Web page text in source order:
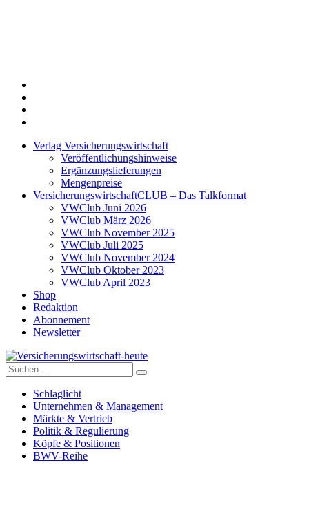
Verlag Versicherungswirtschaft
Veröffentlichungshinweise
Ergänzungslieferungen
Mengenpreise
VersicherungswirtschaftCLUB – Das Talkformat
VWClub Juni 2026
VWClub März 2026
VWClub November 2025
VWClub Juli 2025
VWClub November 2024
VWClub Oktober 2023
VWClub April 2023
Shop
Redaktion
Abonnement
Newsletter
Versicherungswirtschaft-heute
Suche
nach:
Schlaglicht
Unternehmen & Management
Märkte & Vertrieb
Politik & Regulierung
Köpfe & Positionen
BWV-Reihe